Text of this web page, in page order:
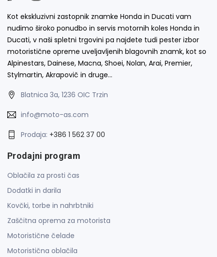
Kot ekskluzivni zastopnik znamke Honda in Ducati vam
nudimo široko ponudbo in servis motornih koles Honda in
Ducati, v naši spletni trgovini pa najdete tudi pester izbor
motoristične opreme uveljavljenih blagovnih znamk, kot so
Alpinestars, Dainese, Macna, Shoei, Nolan, Arai, Premier,
Stylmartin, Akrapovič in druge…
Blatnica 3a, 1236 OIC Trzin
info@moto-as.com
Prodaja: +386 1 562 37 00
Prodajni program
Oblačila za prosti čas
Dodatki in darila
Kovčki, torbe in nahrbtniki
Zaščitna oprema za motorista
Motoristične čelade
Motoristična oblačila